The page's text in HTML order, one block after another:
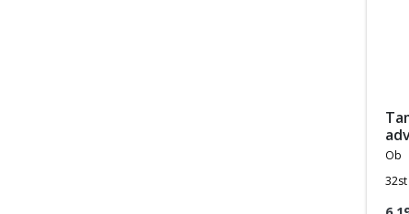
tampons pro comfort
ob
32st